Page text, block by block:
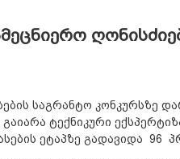
საგრანტო კონკურსზე
ტექნიკური
ეტაპზე გადავიდა 96